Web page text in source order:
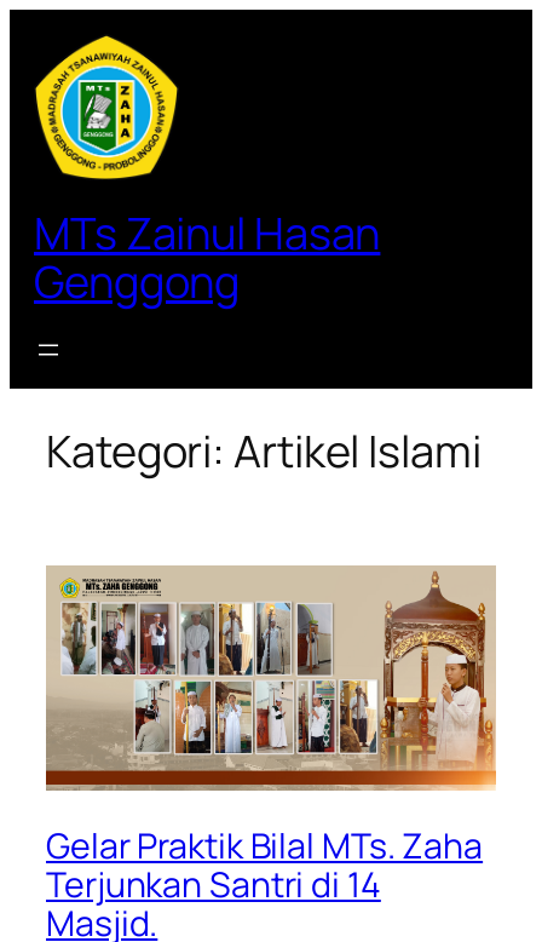
konten
MTs Zainul Hasan
Genggong
Kategori: Artikel Islami
Gelar Praktik Bilal MTs. Zaha
Terjunkan Santri di 14
Masjid.